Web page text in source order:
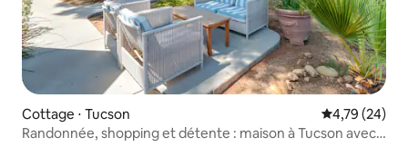
Cottage ⋅ Tucson Évaluation
4,79 (24)
Randonnée, shopping et détente : maison à Tucson avec